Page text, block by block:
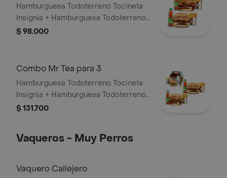
Hamburguesa Todoterreno Tocineta
Insignia + Hamburguesa Todoterreno
Callejera + 2 papas grandes + 2 Mr
$ 98.000
Combo Mr Tea para 3
Hamburguesa Todoterreno Tocineta
Insignia + Hamburguesa Todoterreno
Callejera + 2 papas grandes + 2 Mr
$ 131.700
Vaqueros - Muy Perros
Vaquero Callejero